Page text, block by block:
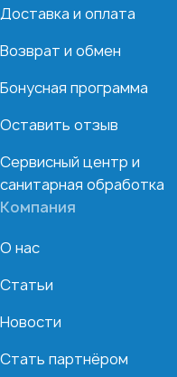
Доставка и оплата
Возврат и обмен
Бонусная программа
Оставить отзыв
Сервисный центр и
санитарная обработка
Компания
О нас
Статьи
Новости
Стать партнёром